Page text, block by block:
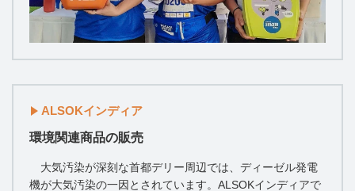
ALSOKインディア
環境関連商品の販売
大気汚染が深刻な首都デリー周辺では、ディーゼル発電
機が大気汚染の一因とされています。ALSOKインディアで